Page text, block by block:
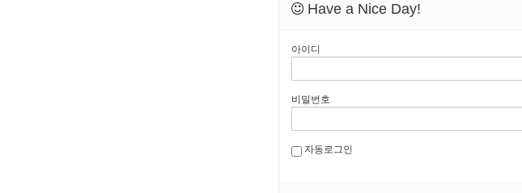
Have a Nice Day!
아이디
비밀번호
자동로그인